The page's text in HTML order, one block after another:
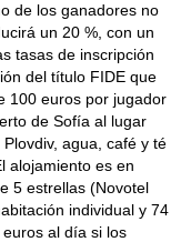
de los ganadores no
un 20 %, con un
tasas de inscripción
del título FIDE que
100 euros por jugador
de Sofía al lugar
agua, café y té
alojamiento es en
5 estrellas (Novotel
individual y 74
al día si los